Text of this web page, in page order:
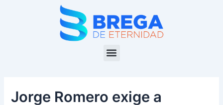
Menu
Jorge Romero exige a